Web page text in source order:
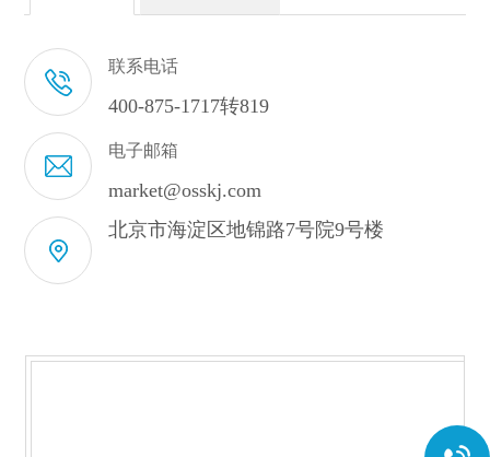
联系电话
400-875-1717转819
电子邮箱
market@osskj.com
北京市海淀区地锦路7号院9号楼